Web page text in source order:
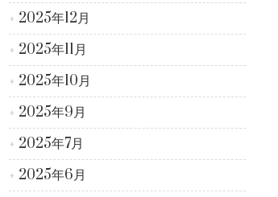
2025年12月
2025年11月
2025年10月
2025年9月
2025年7月
2025年6月